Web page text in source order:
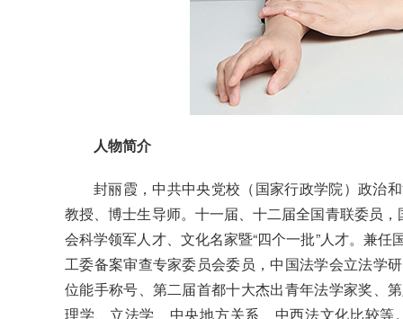
人物简介
封丽霞，中共中央党校（国家行政学院）政治
教授、博士生导师。十一届、十二届全国青联委员
会科学领军人才、文化名家暨“四个一批”人才。兼
工委备案审查专家委员会委员，中国法学会立法学
位能手称号、第二届首都十大杰出青年法学家奖、
理学、立法学、中央地方关系、中西法文化比较